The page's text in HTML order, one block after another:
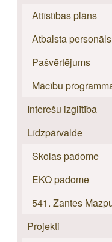
Attīstības plāns
Atbalsta personāls
Pašvērtējums
Mācību
Interešu izglītība
Līdzpārvalde
Skolas padome
EKO padome
541. Zantes
Projekti